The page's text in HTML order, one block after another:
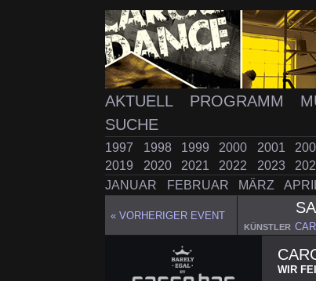
AKTUELL PROGRAMM
SUCHE
1997 1998 1999 2000 2001
2019
2020 2021 2022 2023
JANUAR
FEBRUAR MÄRZ
« VORHERIGER EVENT
KÜNSTLER
WIR